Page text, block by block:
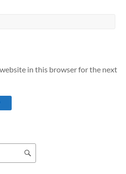
website in this browser for the next